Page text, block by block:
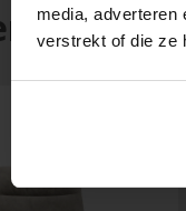
media, adverteren
verstrekt of die ze